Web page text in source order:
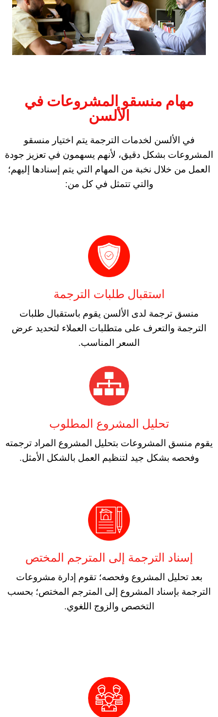
مهام منسقو المشروعات في
الألسن
في الألسن لخدمات الترجمة يتم اختيار منسقو
المشروعات بشكل دقيق، لأنهم يسهمون في تعزيز جودة
العمل من خلال نخبة من المهام التي يتم إسنادها إليهم؛
والتي تتمثل في كل من:
استقبال طلبات الترجمة
منسق ترجمة لدى الألسن يقوم باستقبال طلبات
الترجمة والتعرف على متطلبات العملاء لتحديد عرض
السعر المناسب.
تحليل المشروع المطلوب
يقوم منسق المشروعات بتحليل المشروع المراد ترجمته
وفحصه بشكل جيد لتنظيم العمل بالشكل الأمثل.
إسناد الترجمة إلى المترجم المختص
بعد تحليل المشروع وفحصه؛ تقوم إدارة مشروعات
الترجمة بإسناد المشروع إلى المترجم المختص؛ بحسب
التخصص والزوج اللغوي.